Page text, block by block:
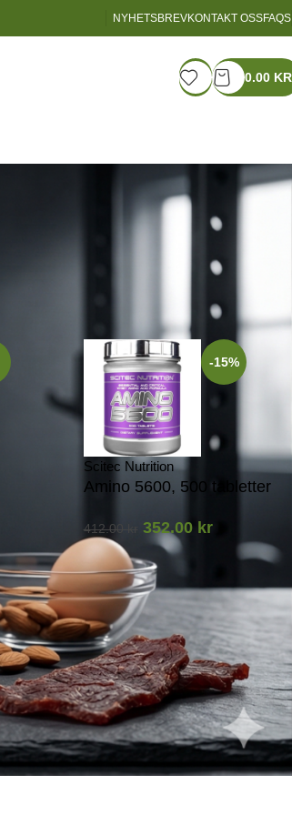
NYHETSBREVKONTAKT OSSFAQS
0.00 KR
-15%
Scitec Nutrition
Amino 5600, 500 tabletter
412.00 352.00 kr